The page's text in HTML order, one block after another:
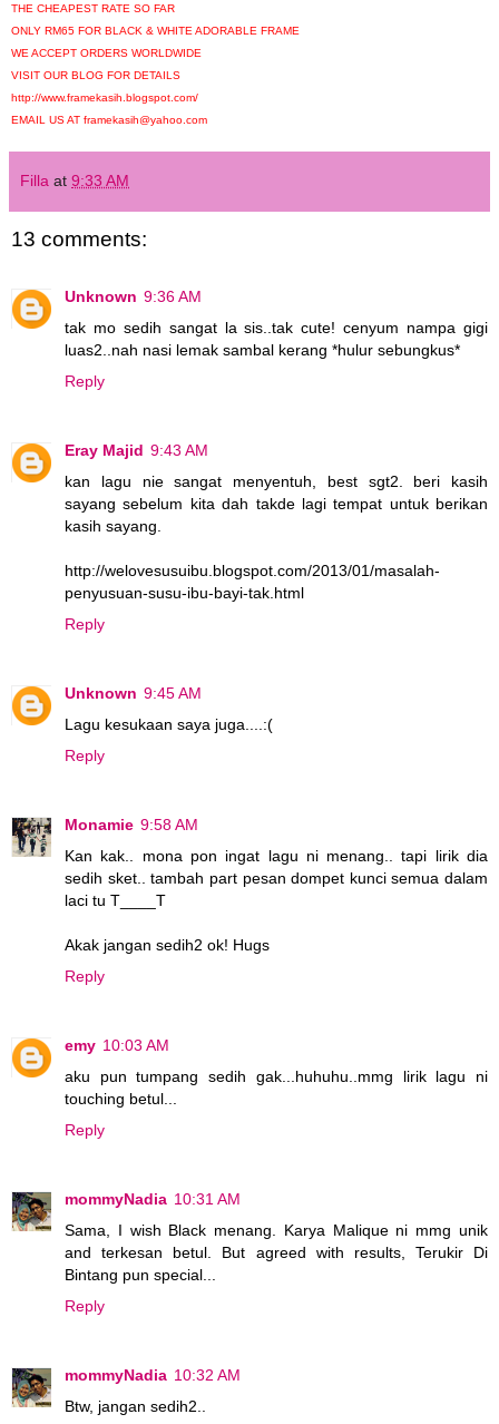
THE CHEAPEST RATE SO FAR
ONLY RM65 FOR BLACK & WHITE ADORABLE FRAME
WE ACCEPT ORDERS WORLDWIDE
VISIT OUR BLOG FOR DETAILS
http://www.framekasih.blogspot.com/
EMAIL US AT framekasih@yahoo.com
Filla at 9:33 AM
13 comments:
Unknown 9:36 AM
tak mo sedih sangat la sis..tak cute! cenyum nampa gigi
luas2..nah nasi lemak sambal kerang *hulur sebungkus*
Reply
Eray Majid 9:43 AM
kan lagu nie sangat menyentuh, best sgt2. beri kasih
sayang sebelum kita dah takde lagi tempat untuk berikan
kasih sayang.
http://welovesusuibu.blogspot.com/2013/01/masalah-
penyusuan-susu-ibu-bayi-tak.html
Reply
Unknown 9:45 AM
Lagu kesukaan saya juga....:(
Reply
Monamie 9:58 AM
Kan kak.. mona pon ingat lagu ni menang.. tapi lirik dia
sedih sket.. tambah part pesan dompet kunci semua dalam
laci tu T____T
Akak jangan sedih2 ok! Hugs
Reply
emy 10:03 AM
aku pun tumpang sedih gak...huhuhu..mmg lirik lagu ni
touching betul...
Reply
mommyNadia 10:31 AM
Sama, I wish Black menang. Karya Malique ni mmg unik
and terkesan betul. But agreed with results, Terukir Di
Bintang pun special...
Reply
mommyNadia 10:32 AM
Btw, jangan sedih2..